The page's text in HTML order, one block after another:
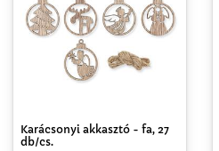
Karácsonyi akkasztó - fa, 27
db/cs.